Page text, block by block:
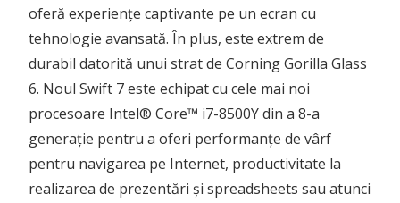
oferă experiențe captivante pe un ecran cu
tehnologie avansată. În plus, este extrem de
durabil datorită unui strat de Corning Gorilla Glass
6. Noul Swift 7 este echipat cu cele mai noi
procesoare Intel® Core™ i7-8500Y din a 8-a
generație pentru a oferi performanțe de vârf
pentru navigarea pe Internet, productivitate la
realizarea de prezentări și spreadsheets sau atunci